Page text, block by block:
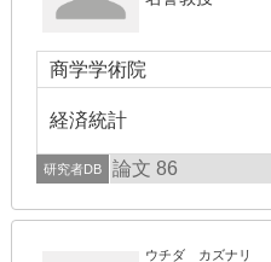
商学学術院
経済統計
研究者DB 論文 86
ウチダ カズナリ